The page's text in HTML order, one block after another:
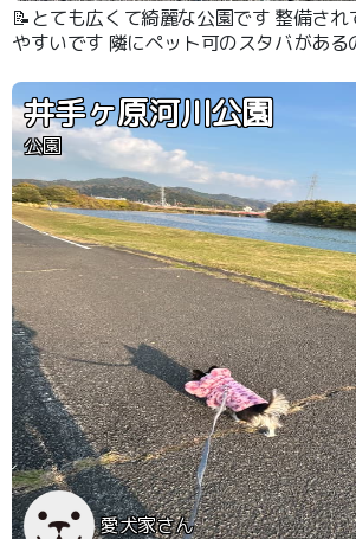
📝とても広くて綺麗な公園です 整備され
やすいです 隣にペット可のスタバがある
井手ヶ原河川公園
公園
愛犬家さん